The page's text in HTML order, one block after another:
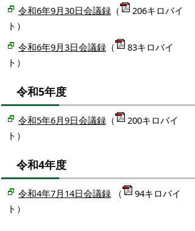
令和6年9月30日会議録 （
206キロバイ
ト）
令和6年9月3日会議録 （
83キロバイ
ト）
令和5年度
令和5年6月9日会議録 （
200キロバイ
ト）
令和4年度
令和4年7月14日会議録 （
94キロバイ
ト）